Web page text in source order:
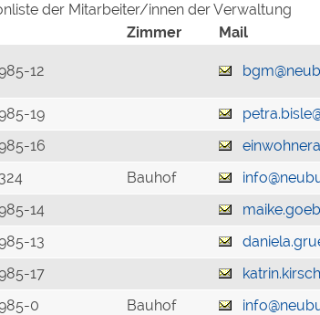
der Mitarbeiter/innen der Verwaltung
Zimmer
Mail
12
19
16
Bauhof
14
13
17
0 Bauhof